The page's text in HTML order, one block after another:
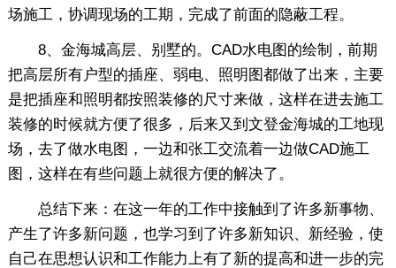
场施工，协调现场的工期，完成了前面的隐蔽工程。
8、金海城高层、别墅的。CAD水电图的绘制，前期
把高层所有户型的插座、弱电、照明图都做了出来，主要
是把插座和照明都按照装修的尺寸来做，这样在进去施工
装修的时候就方便了很多，后来又到文登金海城的工地现
场，去了做水电图，一边和张工交流着一边做CAD施工
图，这样在有些问题上就很方便的解决了。
总结下来：在这一年的工作中接触到了许多新事物、
产生了许多新问题，也学习到了许多新知识、新经验，使
自己在思想认识和工作能力上有了新的提高和进一步的完